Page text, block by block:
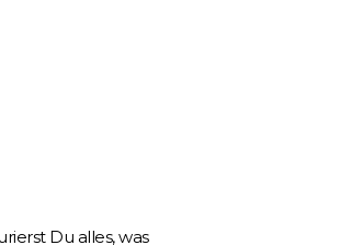
Du alles, was